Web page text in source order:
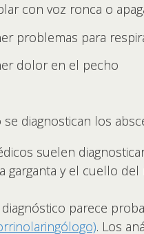
con voz ronca o
problemas para
dolor en el pecho
se diagnostican los
suelen
garganta y el cuello del
diagnóstico parece
. Los